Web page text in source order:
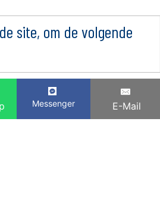
site, om de volgende
Messenger E-Mail